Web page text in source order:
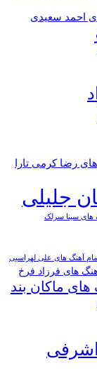
احمد سعیدی
رضا کرمی تارا
جلیلی
های سینا سرلک
آهنگ های علی لهراسبی
های فرزاد فرخ
های ماکان بند
اشرفی